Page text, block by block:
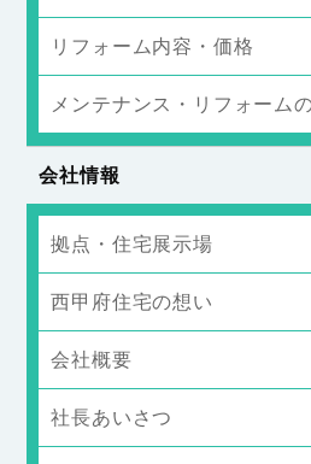
リフォーム内容・価格
メンテナンス・リフォーム
会社情報
拠点・住宅展示場
西甲府住宅の想い
会社概要
社長あいさつ